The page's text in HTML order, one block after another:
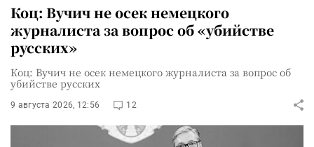
Коц: Вучич не осек немецкого
журналиста за вопрос об «убийстве
русских»
Коц: Вучич не осек немецкого журналиста за вопрос об
убийстве русских
9 августа 2026, 12:56 12